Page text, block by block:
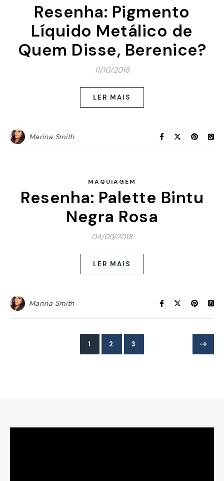
Resenha: Pigmento
Líquido Metálico de
Quem Disse, Berenice?
11/10/2018
LER MAIS
Marina Smith
MAQUIAGEM
Resenha: Palette Bintu
Negra Rosa
04/09/2018
LER MAIS
Marina Smith
1 2 3